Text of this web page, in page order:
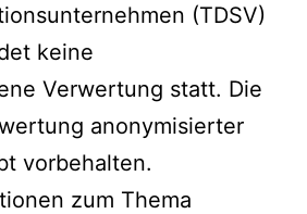
(TDSV)
keine
Verwertung statt. Die
anonymisierter
vorbehalten.
zum Thema